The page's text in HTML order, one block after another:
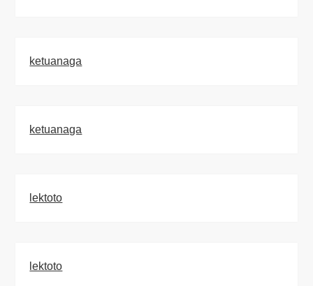
ketuanaga
ketuanaga
lektoto
lektoto